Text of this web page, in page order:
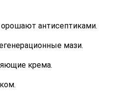
антисептиками.
мази.
крема.